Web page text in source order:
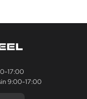
17:00
9:00-17:00